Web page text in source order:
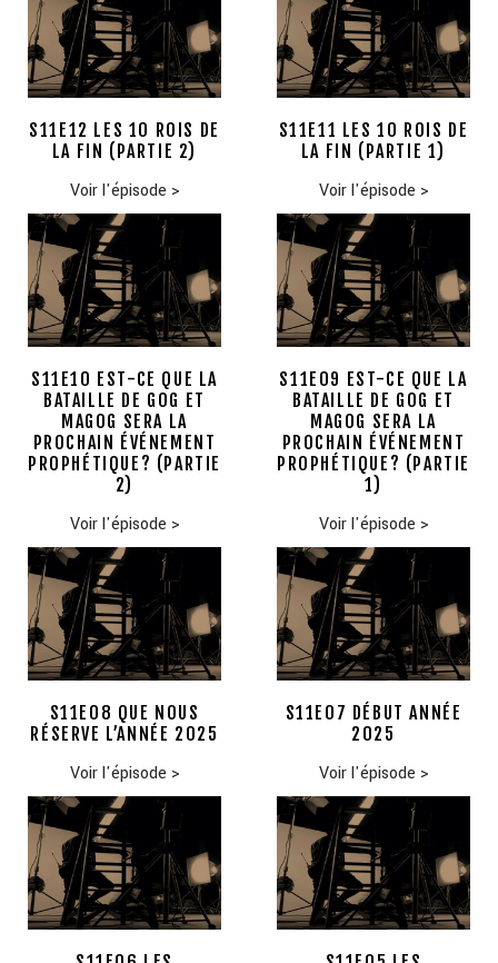
S11E12 LES 10 ROIS DE
LA FIN (PARTIE 2)
Voir l'épisode >
S11E11 LES 10 ROIS DE
LA FIN (PARTIE 1)
Voir l'épisode >
S11E10 EST-CE QUE LA
BATAILLE DE GOG ET
MAGOG SERA LA
PROCHAIN ÉVÉNEMENT
PROPHÉTIQUE? (PARTIE
2)
Voir l'épisode >
S11E09 EST-CE QUE LA
BATAILLE DE GOG ET
MAGOG SERA LA
PROCHAIN ÉVÉNEMENT
PROPHÉTIQUE? (PARTIE
1)
Voir l'épisode >
S11E08 QUE NOUS
RÉSERVE L’ANNÉE 2025
Voir l'épisode >
S11E07 DÉBUT ANNÉE
2025
Voir l'épisode >